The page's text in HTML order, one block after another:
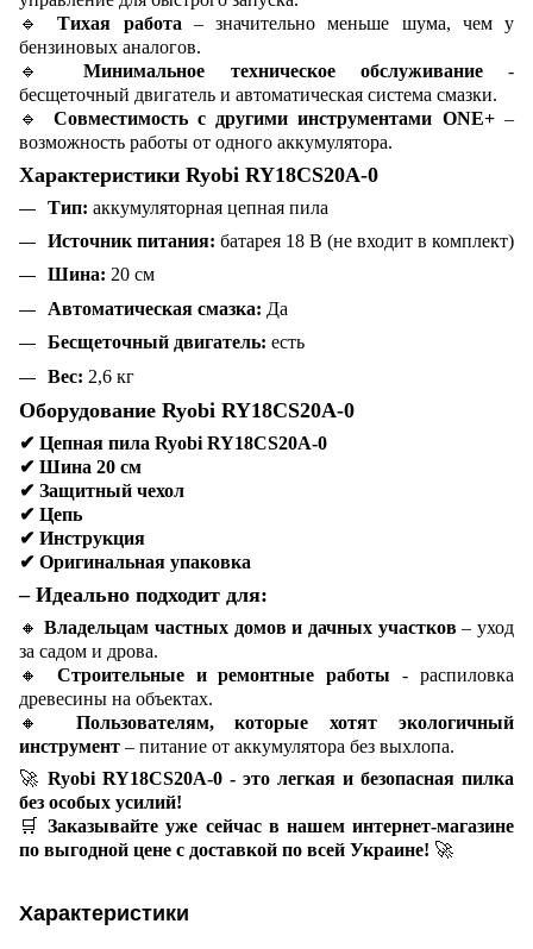
🔹Тихая работа – значительно меньше шума, чем у
бензиновых аналогов.
🔹Минимальное техническое обслуживание-
бесщеточный двигатель и автоматическая система смазки.
🔹 Совместимость с другими инструментами ONE+–
возможность работы от одного аккумулятора.
Характеристики Ryobi RY18CS20A-0
Тип: аккумуляторная цепная пила
Источник питания: батарея 18 В (не входит в комплект)
Шина: 20 см
Автоматическая смазка: Да
Бесщеточный двигатель: есть
Вес: 2,6 кг
Оборудование Ryobi RY18CS20A-0
✔ Цепная пила Ryobi RY18CS20A-0
✔ Шина 20 см
✔ Защитный чехол
✔ Цепь
✔ Инструкция
✔ Оригинальная упаковка
– Идеально подходит для:
🔸Владельцам частных домов и дачных участков– уход
за садом и дрова.
🔸 Строительные и ремонтные работы - распиловка
древесины на объектах.
🔸 Пользователям, которые хотят экологичный
инструмент – питание от аккумулятора без выхлопа.
🚀 Ryobi RY18CS20A-0 - это легкая и безопасная пилка
без особых усилий!
🛒Заказывайте уже сейчас в нашем интернет-магазине
по выгодной цене с доставкой по всей Украине! 🚀
Характеристики